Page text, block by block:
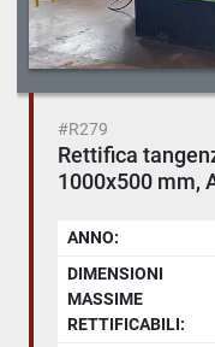
#R279
Rettifica
1000x500 mm,
ANNO:
DIMENSIONI
MASSIME
RETTIFICABILI: